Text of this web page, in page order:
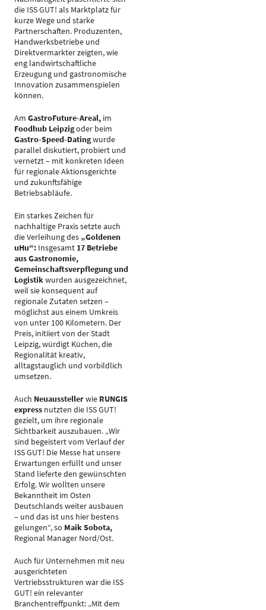
die ISS GUT! als Marktplatz für
kurze Wege und starke
Partnerschaften. Produzenten,
Handwerksbetriebe und
Direktvermarkter zeigten, wie
eng landwirtschaftliche
Erzeugung und gastronomische
Innovation zusammenspielen
können.
Am GastroFuture-Areal, im
Foodhub Leipzigoder beim
Gastro-Speed-Datingwurde
parallel diskutiert, probiert und
vernetzt – mit konkreten Ideen
für regionale Aktionsgerichte
und zukunftsfähige
Betriebsabläufe.
Ein starkes Zeichen für
nachhaltige Praxis setzte auch
die Verleihung des „Goldenen
uHu“: Insgesamt 17 Betriebe
aus Gastronomie,
Gemeinschaftsverpflegung und
Logistikwurden ausgezeichnet,
weil sie konsequent auf
regionale Zutaten setzen –
möglichst aus einem Umkreis
von unter 100 Kilometern. Der
Preis, initiiert von der Stadt
Leipzig, würdigt Küchen, die
Regionalität kreativ,
alltagstauglich und vorbildlich
umsetzen.
Auch Neuausstellerwie RUNGIS
express nutzten die ISS GUT!
gezielt, um ihre regionale
Sichtbarkeit auszubauen. „Wir
sind begeistert vom Verlauf der
ISS GUT! Die Messe hat unsere
Erwartungen erfüllt und unser
Stand lieferte den gewünschten
Erfolg. Wir wollten unsere
Bekanntheit im Osten
Deutschlands weiter ausbauen
– und das ist uns hier bestens
gelungen“, so Maik Sobota,
Regional Manager Nord/Ost.
Auch für Unternehmen mit neu
ausgerichteten
Vertriebsstrukturen war die ISS
GUT! ein relevanter
Branchentreffpunkt: „Mit dem